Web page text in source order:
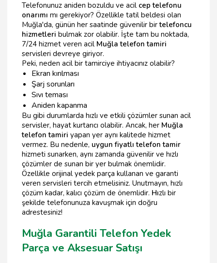
Telefonunuz aniden bozuldu ve acil cep telefonu
onarımı mı gerekiyor? Özellikle tatil beldesi olan
Muğla'da, günün her saatinde güvenilir birtelefoncu
hizmetleri bulmak zor olabilir. İşte tam bu noktada,
7/24 hizmet veren acil Muğla telefon tamiri
servisleri devreye giriyor.
Peki, neden acil bir tamirciye ihtiyacınız olabilir?
Ekran kırılması
Şarj sorunları
Sıvı teması
Aniden kapanma
Bu gibi durumlarda hızlı ve etkili çözümler sunan acil
servisler, hayat kurtarıcı olabilir. Ancak, her Muğla
telefon tamiri yapan yer aynı kalitede hizmet
vermez. Bu nedenle, uygun fiyatlı telefon tamir
hizmeti sunarken, aynı zamanda güvenilir ve hızlı
çözümler de sunan bir yer bulmak önemlidir.
Özellikle orijinal yedek parça kullanan ve garanti
veren servisleri tercih etmelisiniz. Unutmayın, hızlı
çözüm kadar, kalıcı çözüm de önemlidir. Hızlı bir
şekilde telefonunuza kavuşmak için doğru
adrestesiniz!
Muğla Garantili Telefon Yedek
Parça ve Aksesuar Satışı